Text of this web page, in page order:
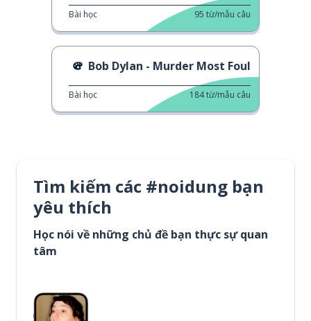
Bài học 95 từ/mẫu câu
Bob Dylan - Murder Most Foul
Bài học 184từ/mẫu câu
Tìm kiếm các #noidung bạn
yêu thích
Học nói về những chủ đề bạn thực sự quan
tâm